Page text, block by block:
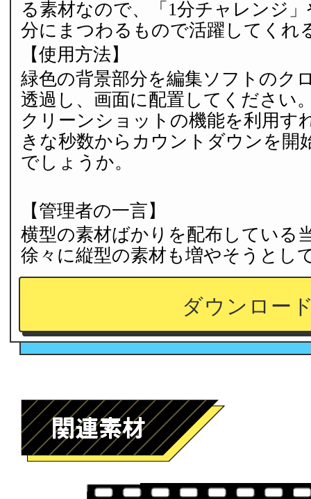
ダウンロー
る素材なので、「1分チャレンジ
分にまつわるもので活躍してくれ
【使用方法】
緑色の背景部分を編集ソフトのク
透過し、画面に配置してください
クリーンショットの機能を利用す
きな秒数からカウントダウンを開
でしょうか。
【管理者の一言】
横型の素材ばかりを配布している
徐々に縦型の素材も増やそうとし